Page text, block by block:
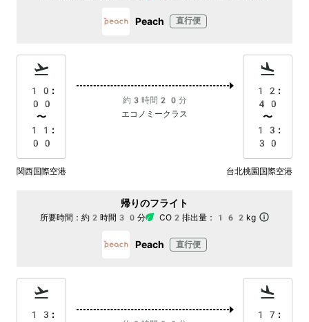
Peach 直行便
10:
00
〜
11:
00
約3時間20分
エコノミークラス
12:
40
〜
13:
30
関西国際空港 台北桃園国際空港
帰りのフライト
所要時間： 約2時間30分 CO2排出量： 162kg
Peach 直行便
13:
17: